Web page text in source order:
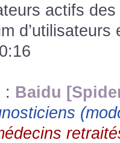
!
supprimés. Depuis
House, HD1 et
actifs
: Baidu